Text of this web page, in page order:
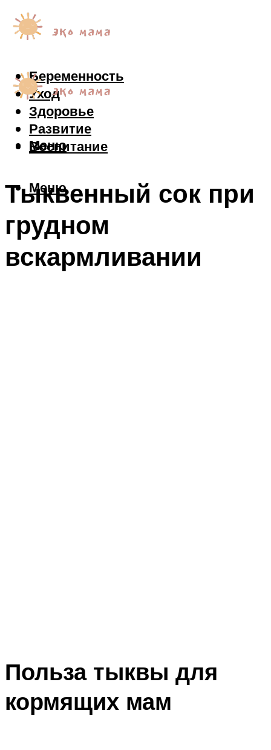
Беременность
Уход
Здоровье
Развитие
Воспитание
Меню
Меню
Тыквенный сок при
грудном
вскармливании
Польза тыквы для
кормящих мам